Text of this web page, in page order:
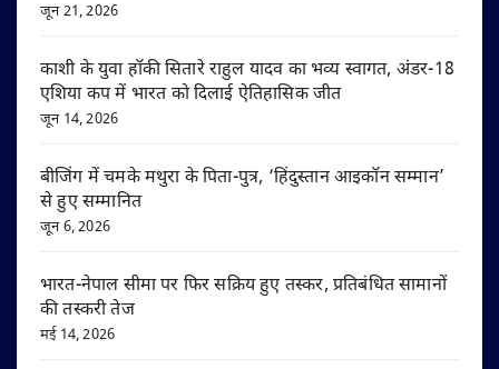
जून 21, 2026
काशी के युवा हॉकी सितारे राहुल यादव का भव्य स्वागत, अंडर-18
एशिया कप में भारत को दिलाई ऐतिहासिक जीत
जून 14, 2026
बीजिंग में चमके मथुरा के पिता-पुत्र, ‘हिंदुस्तान आइकॉन सम्मान’
से हुए सम्मानित
जून 6, 2026
भारत-नेपाल सीमा पर फिर सक्रिय हुए तस्कर, प्रतिबंधित सामानों
की तस्करी तेज
मई 14, 2026